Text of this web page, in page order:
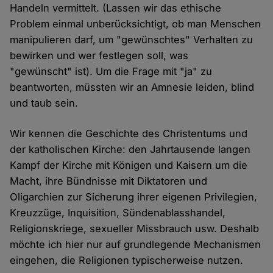
Handeln vermittelt. (Lassen wir das ethische
Problem einmal unberücksichtigt, ob man Menschen
manipulieren darf, um "gewünschtes" Verhalten zu
bewirken und wer festlegen soll, was
"gewünscht" ist). Um die Frage mit "ja" zu
beantworten, müssten wir an Amnesie leiden, blind
und taub sein.
Wir kennen die Geschichte des Christentums und
der katholischen Kirche: den Jahrtausende langen
Kampf der Kirche mit Königen und Kaisern um die
Macht, ihre Bündnisse mit Diktatoren und
Oligarchien zur Sicherung ihrer eigenen Privilegien,
Kreuzzüge, Inquisition, Sündenablasshandel,
Religionskriege, sexueller Missbrauch usw. Deshalb
möchte ich hier nur auf grundlegende Mechanismen
eingehen, die Religionen typischerweise nutzen.